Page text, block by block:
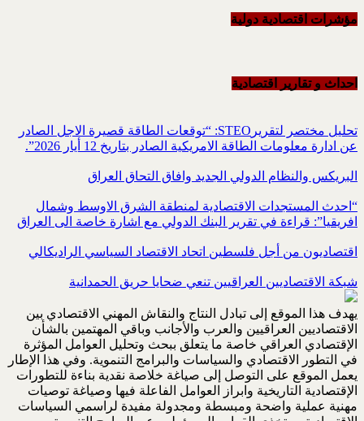
مؤشرات اقتصادية دولية
احداث و تقاریر اقتصادیة
تحليل مختصر لتقريرSTEO‏: “توقعات الطاقة قصيرة الاجل الصادر
عن ادارة معلومات الطاقة الامريكية ‏الصادر بتاريخ 12 أيار 2026”.‏
البريكس والنظام الدولي الجديد وافاق التحاق العراق
“احدث المستجدات الاقتصادية لمنطقة الشرق الاوسط وشمال
افريقيا”: قراءة في تقرير البنك الدولي مع اشارة خاصة الى العراق
اقتصاديون من أجل فلسطين اتحاد الاقتصاد السياسي الراديكالي
شبكة الاقتصاديين العراقيين تنعي ضحايا حريق الحمدانية
يهدف هذا الموقع إلى تبادل النتاج والنقاش المهني الاقتصادي بين
الاقتصاديين العراقيين والعرب والأجانب وباقي المهتمين بالشأن
الإقتصادي العراقي خاصة ما يتعلق ببحث وتحليل العوامل المؤثرة
في التطور الاقتصادي والسياسات والبرامج التنموية. وفي هذا الإطار
يعمل الموقع على التوصل إلى صياغة خلاصة نقدية بناءة للتطورات
الإقتصادية التاريخية وابراز العوامل الفاعلة فيها وصياغة توصيات
مهنية عملية واضحة ومبسطة ومجدولة مفيدة لراسمي السياسات